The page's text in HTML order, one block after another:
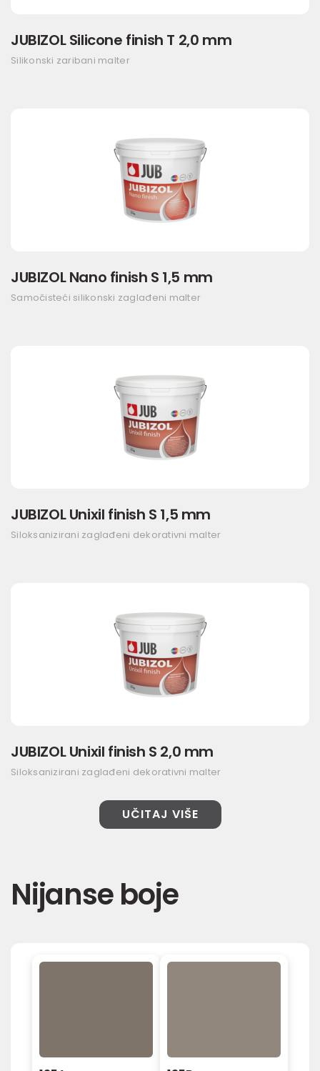
JUBIZOL Silicone finish T 2,0 mm
Silikonski zaribani malter
JUBIZOL Nano finish S 1,5 mm
Samočisteći silikonski zaglađeni malter
JUBIZOL Unixil finish S 1,5 mm
Siloksanizirani zaglađeni dekorativni malter
JUBIZOL Unixil finish S 2,0 mm
Siloksanizirani zaglađeni dekorativni malter
UČITAJ VIŠE
Nijanse boje